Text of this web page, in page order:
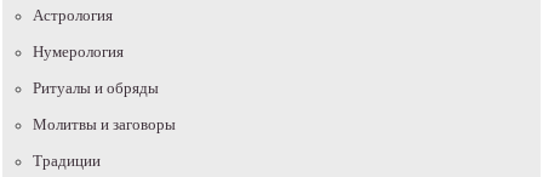
Астрология
Нумерология
Ритуалы и обряды
Молитвы и заговоры
Традиции